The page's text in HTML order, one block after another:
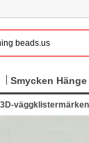
Smycken Hänge
3D-väggklistermärken